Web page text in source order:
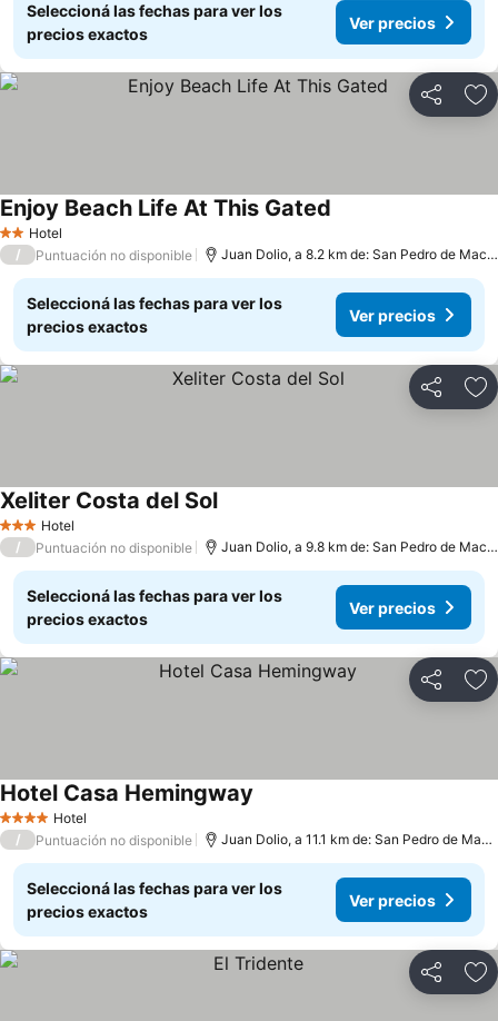
Seleccioná las fechas para ver los
precios exactos
Ver precios
Compartir
2 Estrellas
Hotel
Enjoy Beach Life At This Gated
/ Puntuación no disponible Juan Dolio, a 8.2 km de: San Pedro de Macoris
Seleccioná las fechas para ver los
precios exactos
Ver precios
Compartir
3 Estrellas
Hotel
Xeliter Costa del Sol
/ Puntuación no disponible Juan Dolio, a 9.8 km de: San Pedro de Macoris
Seleccioná las fechas para ver los
precios exactos
Ver precios
Compartir
4 EstrellasHotel
Hotel Casa Hemingway
/ Puntuación no disponible Juan Dolio, a 11.1 km de: San Pedro de Macoris
Seleccioná las fechas para ver los
precios exactos
Ver precios
Compartir